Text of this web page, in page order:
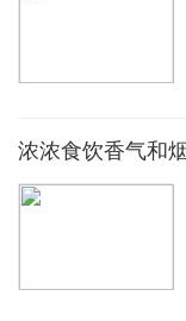
浓浓食饮香气和